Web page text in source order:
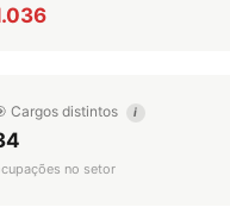
Cargos distintos i
no setor